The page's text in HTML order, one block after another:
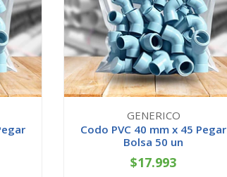
GENERICO
Codo PVC 40 mm x 45 Pegar
Bolsa 50 un
+
$17.993